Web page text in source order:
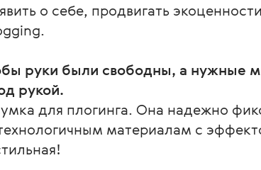
о себе, продвигать
руки были свободны, а нужные
рукой.
для плогинга. Она надежно
материалам с